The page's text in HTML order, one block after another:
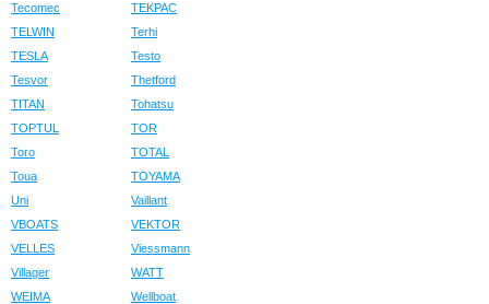
Tecomec
TEKPAC
TELWIN
Terhi
TESLA
Testo
Tesvor
Thetford
TITAN
Tohatsu
TOPTUL
TOR
Toro
TOTAL
Toua
TOYAMA
Uni
Vaillant
VBOATS
VEKTOR
VELLES
Viessmann
Villager
WATT
WEIMA
Wellboat